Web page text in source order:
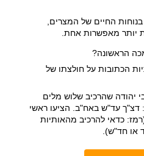
החיים של המצרים,
יותר מאפשרות אחת.
הראשונה?
הכתובות על חולצתו של
יהודה שהרכיב שלוש מלים
עד"ש באח"ב. הציעו ראשי
כדאי להרכיב מהאותיות
או חד"ש).